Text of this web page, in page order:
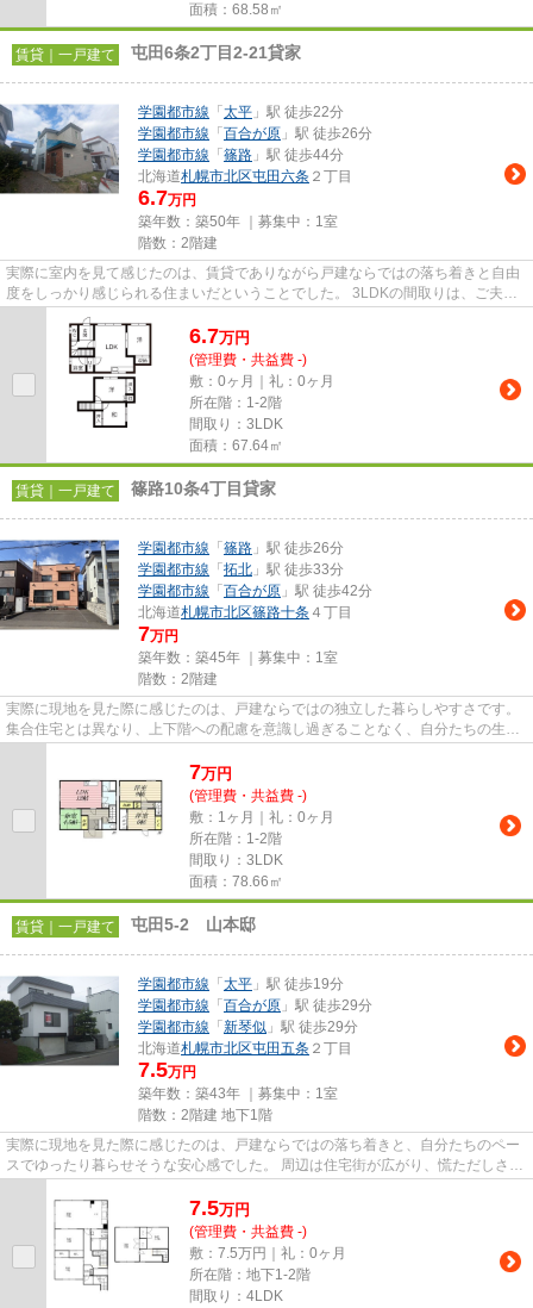
面積：68.58㎡
賃貸｜一戸建て 屯田6条2丁目2-21貸家
学園都市線 「 太平 」駅 徒歩22分
学園都市線 「 百合が原 」駅 徒歩26分
学園都市線 「 篠路 」駅 徒歩44分
北海道札幌市北区屯田六条 ２丁目
6.7万円
築年数：築50年 ｜募集中： 1室
階数：2階建
実際に室内を見て感じたのは、賃貸でありながら戸建ならではの落ち着きと自由
度をしっかり感じられる住まいだということでした。 3LDKの間取りは、ご夫婦
やファミリー世帯にとって使...
6.7万円
(管理費・共益費 -)
敷：0ヶ月｜礼：0ヶ月
所在階：1-2階
間取り：3LDK
面積：67.64㎡
賃貸｜一戸建て 篠路10条4丁目貸家
学園都市線 「 篠路 」駅 徒歩26分
学園都市線 「 拓北 」駅 徒歩33分
学園都市線 「 百合が原 」駅 徒歩42分
北海道札幌市北区篠路十条 ４丁目
7万円
築年数：築45年 ｜募集中： 1室
階数：2階建
実際に現地を見た際に感じたのは、戸建ならではの独立した暮らしやすさです。
集合住宅とは異なり、上下階への配慮を意識し過ぎることなく、自分たちの生活
7万円
(管理費・共益費 -)
敷：1ヶ月｜礼：0ヶ月
所在階：1-2階
間取り：3LDK
面積：78.66㎡
賃貸｜一戸建て 屯田5-2 山本邸
学園都市線 「 太平 」駅 徒歩19分
学園都市線 「 百合が原 」駅 徒歩29分
学園都市線 「 新琴似 」駅 徒歩29分
北海道札幌市北区屯田五条 ２丁目
7.5万円
築年数：築43年 ｜募集中： 1室
階数：2階建 地下1階
実際に現地を見た際に感じたのは、戸建ならではの落ち着きと、自分たちのペー
スでゆったり暮らせそうな安心感でした。 周辺は住宅街が広がり、慌ただしさを
7.5万円
(管理費・共益費 -)
敷：7.5万円｜礼：0ヶ月
所在階：地下1-2階
間取り：4LDK